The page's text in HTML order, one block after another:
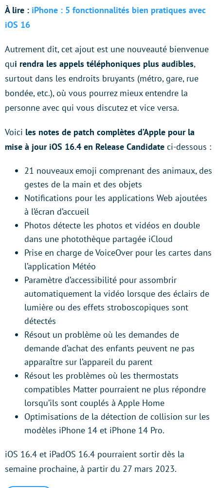
À lire : iPhone : 5 fonctionnalités bien pratiques avec
iOS 16
Autrement dit, cet ajout est une nouveauté bienvenue
qui rendra les appels téléphoniques plus audibles,
surtout dans les endroits bruyants (métro, gare, rue
bondée, etc.), où vous pourrez mieux entendre la
personne avec qui vous discutez et vice versa.
Voici les notes de patch complètes d’Apple pour la
mise à jour iOS 16.4 en Release Candidate ci-dessous :
21 nouveaux emoji comprenant des animaux, des
gestes de la main et des objets
Notifications pour les applications Web ajoutées
à l’écran d’accueil
Photos détecte les photos et vidéos en double
dans une photothèque partagée iCloud
Prise en charge de VoiceOver pour les cartes dans
l’application Météo
Paramètre d’accessibilité pour assombrir
automatiquement la vidéo lorsque des éclairs de
lumière ou des effets stroboscopiques sont
détectés
Résout un problème où les demandes de
demande d’achat des enfants peuvent ne pas
apparaître sur l’appareil du parent
Résout les problèmes où les thermostats
compatibles Matter pourraient ne plus répondre
lorsqu’ils sont couplés à Apple Home
Optimisations de la détection de collision sur les
modèles iPhone 14 et iPhone 14 Pro.
iOS 16.4 et iPadOS 16.4 pourraient sortir dès la
semaine prochaine, à partir du 27 mars 2023.